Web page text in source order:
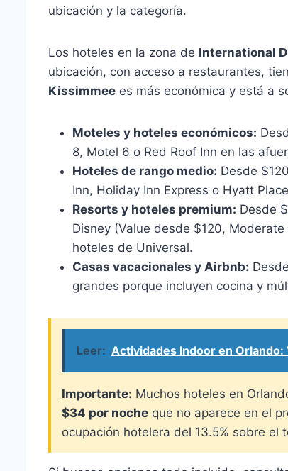
ubicación y la categoría.
Los hoteles en la zona de International
ubicación, con acceso a restaurantes,
Kissimmee es más económica y está a
Moteles y hoteles económicos:
8, Motel 6 o Red Roof Inn en las
Hoteles de rango medio: Desde
Inn, Holiday Inn Express o Hyatt
Resorts y hoteles premium: Desde
Disney (Value desde $120,
hoteles de Universal.
Casas vacacionales y Airbnb:
grandes porque incluyen cocina y
Leer: Actividades Indoor en
Importante: Muchos hoteles en
$34 por noche que no aparece en el
ocupación hotelera del 13.5% sobre el